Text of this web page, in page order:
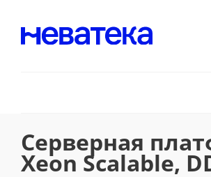
Серверная
Xeon Scalable,